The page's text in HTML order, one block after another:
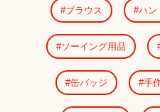
ブラウス ハン
ソーイング用品
缶バッジ 手